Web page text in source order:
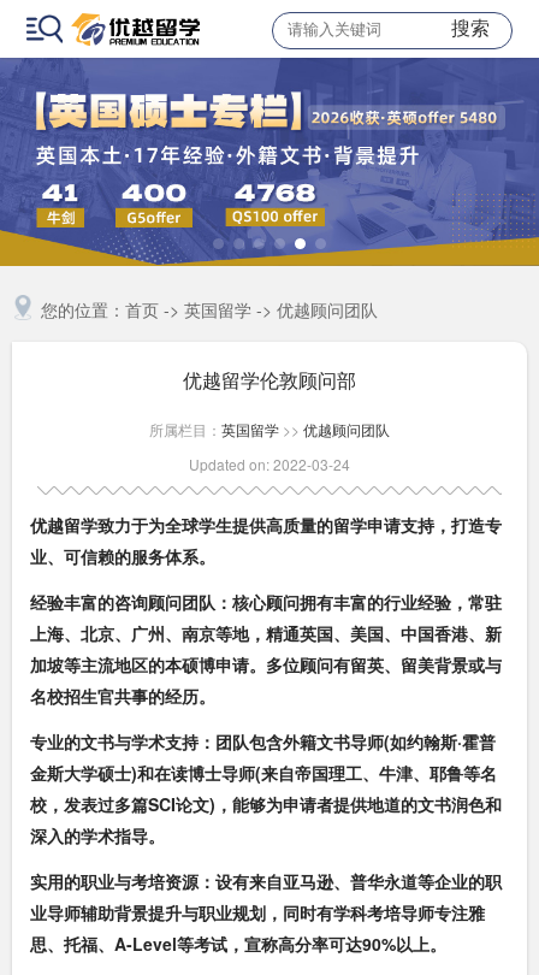
搜索
您的位置： 首页-> 英国留学-> 优越顾问团队
优越留学伦敦顾问部
所属栏目： 英国留学 >> 优越顾问团队
Updated on: 2022-03-24
优越留学致力于为全球学生提供高质量的留学申请支持，打造专
业、可信赖的服务体系。
经验丰富的咨询顾问团队： 核心顾问拥有丰富的行业经验，常驻
上海、北京、广州、南京等地，精通英国、美国、中国香港、新
加坡等主流地区的本硕博申请。多位顾问有留英、留美背景或与
名校招生官共事的经历。
专业的文书与学术支持： 团队包含外籍文书导师(如约翰斯·霍普
金斯大学硕士)和在读博士导师(来自帝国理工、牛津、耶鲁等名
校，发表过多篇SCI论文)，能够为申请者提供地道的文书润色和
深入的学术指导。
实用的职业与考培资源： 设有来自亚马逊、普华永道等企业的职
业导师辅助背景提升与职业规划，同时有学科考培导师专注雅
思、托福、A-Level等考试，宣称高分率可达90%以上。